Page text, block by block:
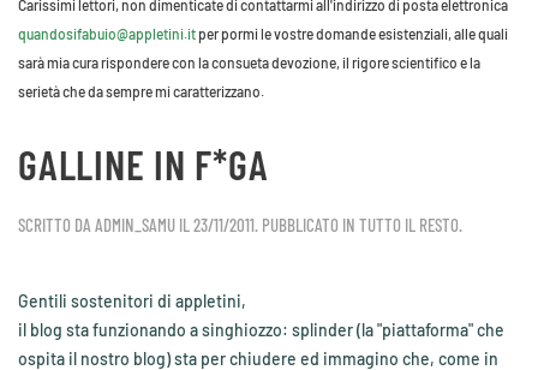
Carissimi lettori, non dimenticate di contattarmi all'indirizzo di posta elettronica
quandosifabuio@appletini.it per pormi le vostre domande esistenziali, alle quali
sarà mia cura rispondere con la consueta devozione, il rigore scientifico e la
serietà che da sempre mi caratterizzano.
GALLINE IN F*GA
SCRITTO DA ADMIN_SAMU IL23/11/2011. PUBBLICATO IN TUTTO IL RESTO.
Gentili sostenitori di appletini,
il blog sta funzionando a singhiozzo: splinder (la "piattaforma" che
ospita il nostro blog) sta per chiudere ed immagino che, come in